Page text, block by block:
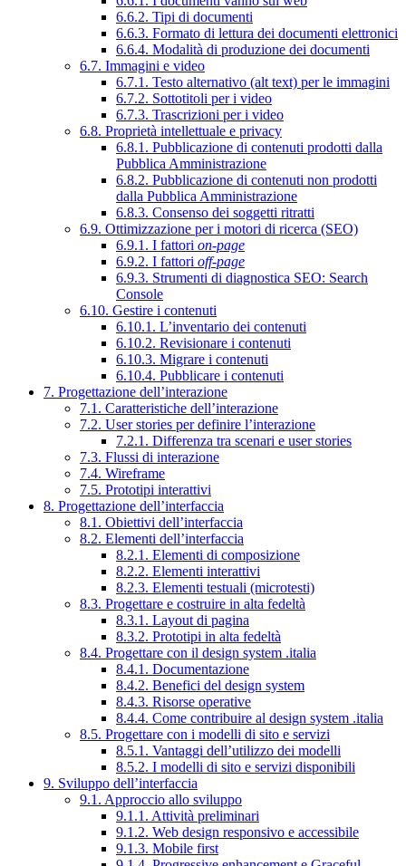
6.6.2. Tipi di documenti
6.6.3. Formato di lettura dei documenti elettronici
6.6.4. Modalità di produzione dei documenti
6.7. Immagini e video
6.7.1. Testo alternativo (alt text) per le immagini
6.7.2. Sottotitoli per i video
6.7.3. Trascrizioni per i video
6.8. Proprietà intellettuale e privacy
6.8.1. Pubblicazione di contenuti prodotti dalla
Pubblica Amministrazione
6.8.2. Pubblicazione di contenuti non prodotti
dalla Pubblica Amministrazione
6.8.3. Consenso dei soggetti ritratti
6.9. Ottimizzazione per i motori di ricerca (SEO)
6.9.1. I fattori on-page
6.9.2. I fattori off-page
6.9.3. Strumenti di diagnostica SEO: Search
Console
6.10. Gestire i contenuti
6.10.1. L’inventario dei contenuti
6.10.2. Revisionare i contenuti
6.10.3. Migrare i contenuti
6.10.4. Pubblicare i contenuti
7. Progettazione dell’interazione
7.1. Caratteristiche dell’interazione
7.2. User stories per definire l’interazione
7.2.1. Differenza tra scenari e user stories
7.3. Flussi di interazione
7.4. Wireframe
7.5. Prototipi interattivi
8. Progettazione dell’interfaccia
8.1. Obiettivi dell’interfaccia
8.2. Elementi dell’interfaccia
8.2.1. Elementi di composizione
8.2.2. Elementi interattivi
8.2.3. Elementi testuali (microtesti)
8.3. Progettare e costruire in alta fedeltà
8.3.1. Layout di pagina
8.3.2. Prototipi in alta fedeltà
8.4. Progettare con il design system .italia
8.4.1. Documentazione
8.4.2. Benefici del design system
8.4.3. Risorse operative
8.4.4. Come contribuire al design system .italia
8.5. Progettare con i modelli di sito e servizi
8.5.1. Vantaggi dell’utilizzo dei modelli
8.5.2. I modelli di sito e servizi disponibili
9. Sviluppo dell’interfaccia
9.1. Approccio allo sviluppo
9.1.1. Attività preliminari
9.1.2. Web design responsivo e accessibile
9.1.3. Mobile first